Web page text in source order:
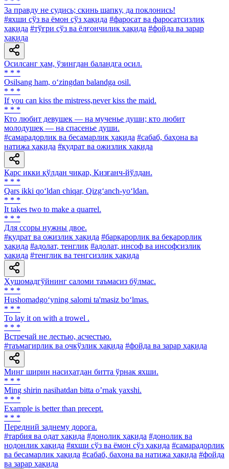
3a правду не судись; скинь шапку, да поклонись!
#яхши сўз ва ёмон сўз ҳақида #фаросат ва фаросатсизлик
ҳақида #тўғри сўз ва ёлғончилик ҳақида #фойда ва зарар
ҳақида
Осилсанг ҳам, ўзингдан баландга осил.
* * *
Osilsang ham, o‘zingdan balandga osil.
* * *
If you can kiss the mistress,never kiss the maid.
* * *
Кто любит девушек — на мученье души; кто любит
молодушек — на спасенье души.
#самарадорлик ва бесамарлик ҳақида #сабаб, баҳона ва
натижа ҳақида #қудрат ва ожизлик ҳақида
Қарс икки қўлдан чиқар, Қизғанч-йўлдан.
* * *
Qars ikki qo‘ldan chiqar, Qizg‘anch-yo‘ldan.
* * *
It takes two to make a quarrel.
* * *
Для ссоры нужны двое.
#қудрат ва ожизлик ҳақида #барқарорлик ва беқарорлик
ҳақида #адолат, тенглик #адолат, инсоф ва инсофсизлик
ҳақида #тенглик ва тенгсизлик ҳақида
Ҳушомадгўйнинг саломи таъмасиз бўлмас.
* * *
Hushomadgo‘yning salomi ta'masiz bo‘lmas.
* * *
То lay it on with a trowel .
* * *
Встречай не лестью, асчестью.
#таъмагирлик ва очкўзлик ҳақида #фойда ва зарар ҳақида
Минг ширин насиҳатдан битта ўрнак яхши.
* * *
Ming shirin nasihatdan bitta oʼrnak yaxshi.
* * *
Example is better than precept.
* * *
Передний заднему дорога.
#тарбия ва одат ҳақида #донолик ҳақида #донолик ва
нодонлик ҳақида #яхши сўз ва ёмон сўз ҳақида #самарадорлик
ва бесамарлик ҳақида #сабаб, баҳона ва натижа ҳақида #фойда
ва зарар ҳақида